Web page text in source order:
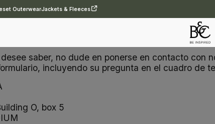
OuterwearJackets & Fleeces
saber, no dude en ponerse en contacto con
incluyendo su pregunta en el cuadro de
O, box 5